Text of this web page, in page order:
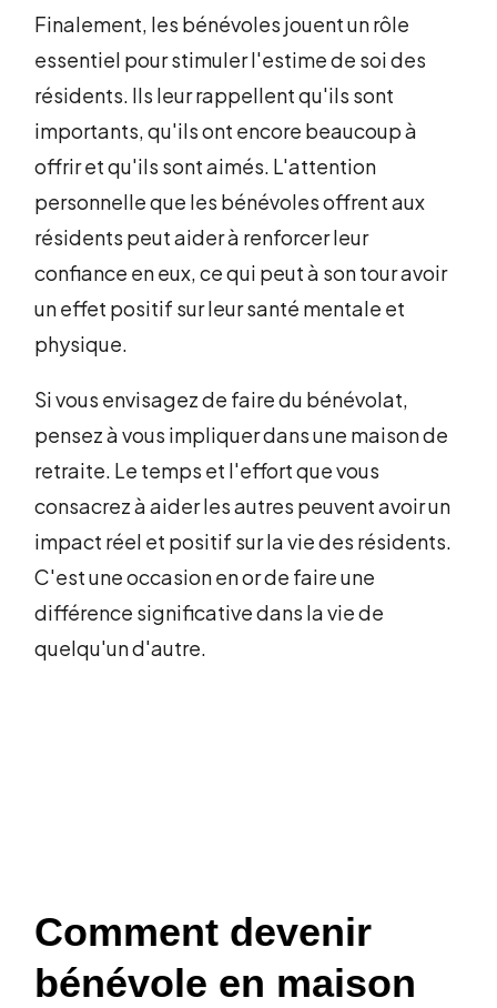
Finalement, les bénévoles jouent un rôle
essentiel pour stimuler l'estime de soi des
résidents. Ils leur rappellent qu'ils sont
importants, qu'ils ont encore beaucoup à
offrir et qu'ils sont aimés. L'attention
personnelle que les bénévoles offrent aux
résidents peut aider à renforcer leur
confiance en eux, ce qui peut à son tour avoir
un effet positif sur leur santé mentale et
physique.
Si vous envisagez de faire du bénévolat,
pensez à vous impliquer dans une maison de
retraite. Le temps et l'effort que vous
consacrez à aider les autres peuvent avoir un
impact réel et positif sur la vie des résidents.
C'est une occasion en or de faire une
différence significative dans la vie de
quelqu'un d'autre.
Comment devenir
bénévole en maison